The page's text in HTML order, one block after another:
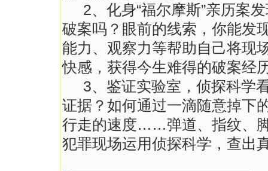
2、化身“福尔摩斯”亲历案
破案吗？眼前的线索，你能发
能力、观察力等帮助自己将现
快感，获得今生难得的破案
3、鉴证实验室，侦探科学
证据？如何通过一滴随意掉下
行走的速度……弹道、指纹、
犯罪现场运用侦探科学，查出